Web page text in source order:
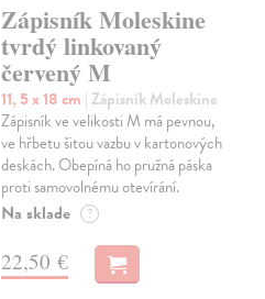
Zápisník Moleskine
tvrdý linkovaný
červený M
11, 5 x 18 cm | Zápisník Moleskine
Zápisník ve velikosti M má pevnou,
ve hřbetu šitou vazbu v kartonových
deskách. Obepíná ho pružná páska
proti samovolnému otevírání.
Na sklade ?
22,50 €